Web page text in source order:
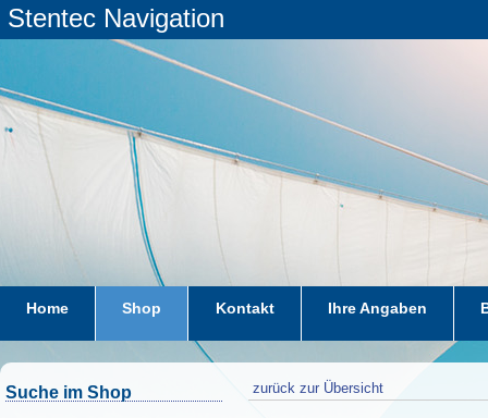
Stentec Navigation
Home Shop Kontakt Ihre Angaben
Suche im Shop zurück zur Übersicht